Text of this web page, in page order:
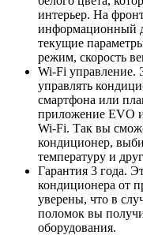
интерьер. На
информационный
текущие
режим, скорость
Wi-Fi управление.
управлять
смартфона или
приложение EVO
Wi-Fi. Так вы
кондиционер,
температуру и
Гарантия 3 года.
кондиционера от
уверены, что в
поломок вы
оборудования.